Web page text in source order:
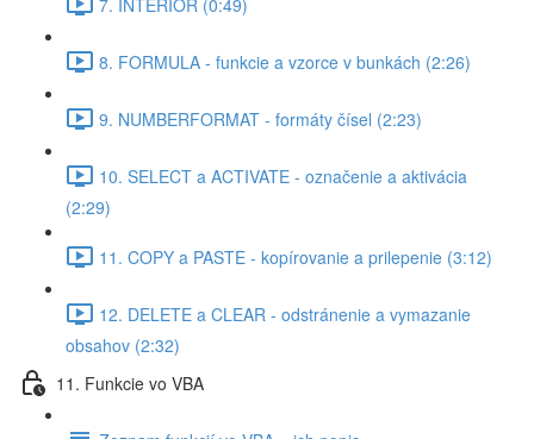
8. FORMULA - funkcie a vzorce v bunkách (2:26)
9. NUMBERFORMAT - formáty čísel (2:23)
10. SELECT a ACTIVATE - označenie a aktivácia
(2:29)
11. COPY a PASTE - kopírovanie a prilepenie (3:12)
12. DELETE a CLEAR - odstránenie a vymazanie
obsahov (2:32)
11. Funkcie vo VBA